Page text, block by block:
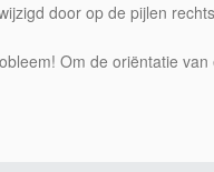
door op de pijlen
Om de oriëntatie